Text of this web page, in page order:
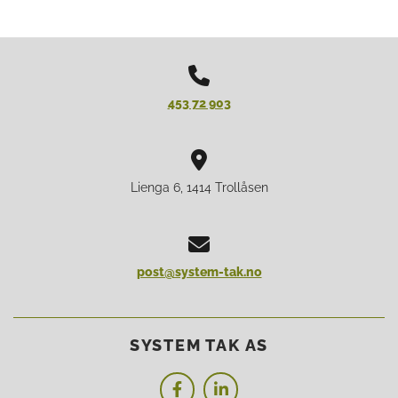

453 72 903

Lienga 6, 1414 Trollåsen

post@system-tak.no
SYSTEM TAK AS